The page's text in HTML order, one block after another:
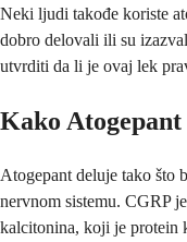
Neki ljudi takođe koriste
dobro delovali ili su
utvrditi da li je ovaj lek
Kako Atogepant
Atogepant deluje tako što
nervnom sistemu. CGRP
kalcitonina, koji je protein